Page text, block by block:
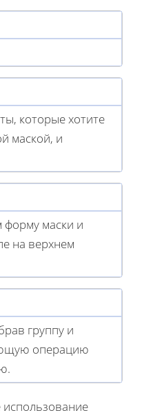
которые хотите
маской, и
маски и
на верхнем
группу и
операцию